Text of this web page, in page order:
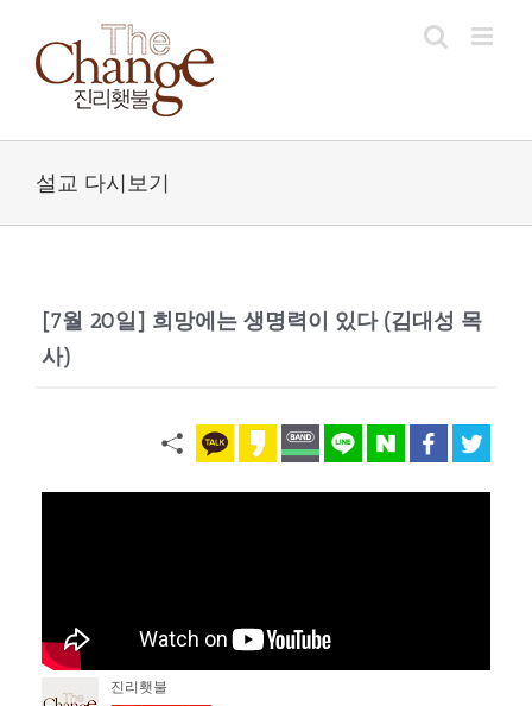
content
설교 다시보기
[7월 20일] 희망에는 생명력이 있다 (김대성 목
사)